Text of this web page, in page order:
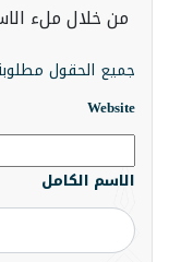
من خلال ملء
جميع الحقول
Website
الاسم الكامل